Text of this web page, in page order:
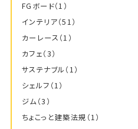
FGボード（1）
インテリア（51）
カーレース （1）
カフェ（3）
サステナブル （1）
シェルフ （1）
ジム（3）
ちょこっと建築法規 （1）